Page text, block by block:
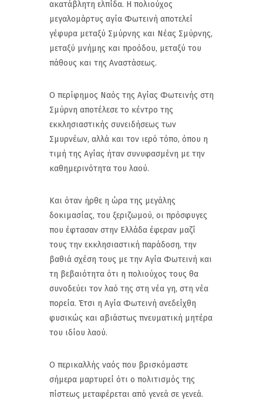
ακατάβλητη ελπίδα. Η πολιούχος
μεγαλομάρτυς αγία Φωτεινή αποτελεί
γέφυρα μεταξύ Σμύρνης και Νέας Σμύρνης,
μεταξύ μνήμης και προόδου, μεταξύ του
πάθους και της Αναστάσεως.
Ο περίφημος Ναός της Αγίας Φωτεινής στη
Σμύρνη αποτέλεσε το κέντρο της
εκκλησιαστικής συνειδήσεως των
Σμυρνέων, αλλά και τον ιερό τόπο, όπου η
τιμή της Αγίας ήταν συνυφασμένη με την
καθημερινότητα του λαού.
Και όταν ήρθε η ώρα της μεγάλης
δοκιμασίας, του ξεριζωμού, οι πρόσφυγες
που έφτασαν στην Ελλάδα έφεραν μαζί
τους την εκκλησιαστική παράδοση, την
βαθιά σχέση τους με την Αγία Φωτεινή και
τη βεβαιότητα ότι η πολιούχος τους θα
συνοδεύει τον λαό της στη νέα γη, στη νέα
πορεία. Έτσι η Αγία Φωτεινή ανεδείχθη
φυσικώς και αβιάστως πνευματική μητέρα
του ιδίου λαού.
Ο περικαλλής ναός που βρισκόμαστε
σήμερα μαρτυρεί ότι ο πολιτισμός της
πίστεως μεταφέρεται από γενεά σε γενεά.